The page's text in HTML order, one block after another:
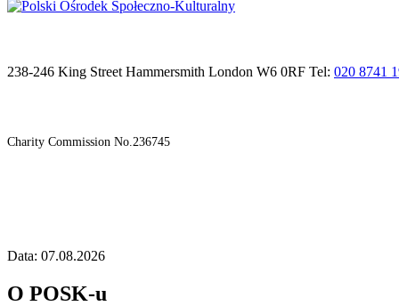
238-246 King Street Hammersmith London W6 0RF Tel: 020 8741
Charity Commission No.236745
Data: 07.08.2026
O POSK-u